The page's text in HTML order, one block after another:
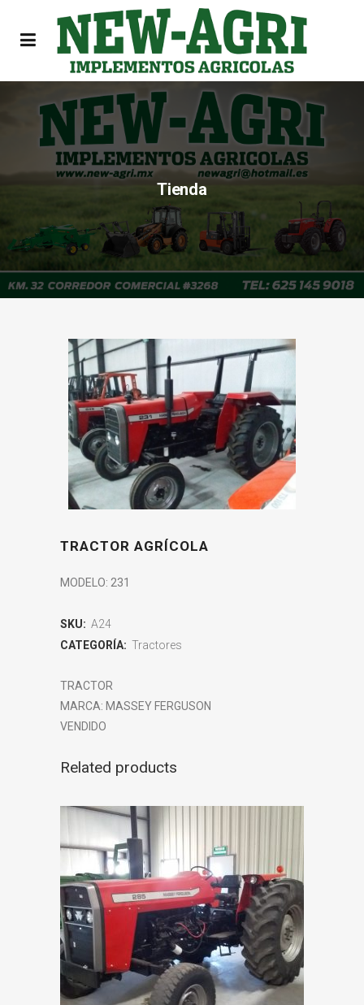
Tienda
TRACTOR AGRÍCOLA
MODELO: 231
SKU: A24
CATEGORÍA: Tractores
TRACTOR
MARCA: MASSEY FERGUSON
VENDIDO
Related products